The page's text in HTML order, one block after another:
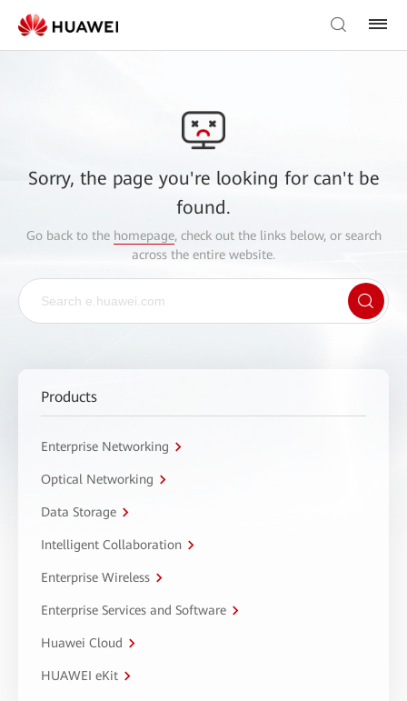
Sorry, the page you're looking for can't be
found.
Go back to the homepage, check out the links below, or search
across the entire website.
Products
Enterprise Networking
Optical Networking
Data Storage
Intelligent Collaboration
Enterprise Wireless
Enterprise Services and Software
Huawei Cloud
HUAWEI eKit